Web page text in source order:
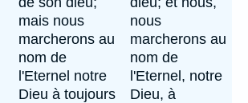
mais nous
marcherons au
nom de
l'Eternel notre
Dieu à toujours
nous
marcherons au
nom de
l'Eternel, notre
Dieu, à